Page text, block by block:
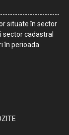
situate în sector
sector cadastral
în perioada